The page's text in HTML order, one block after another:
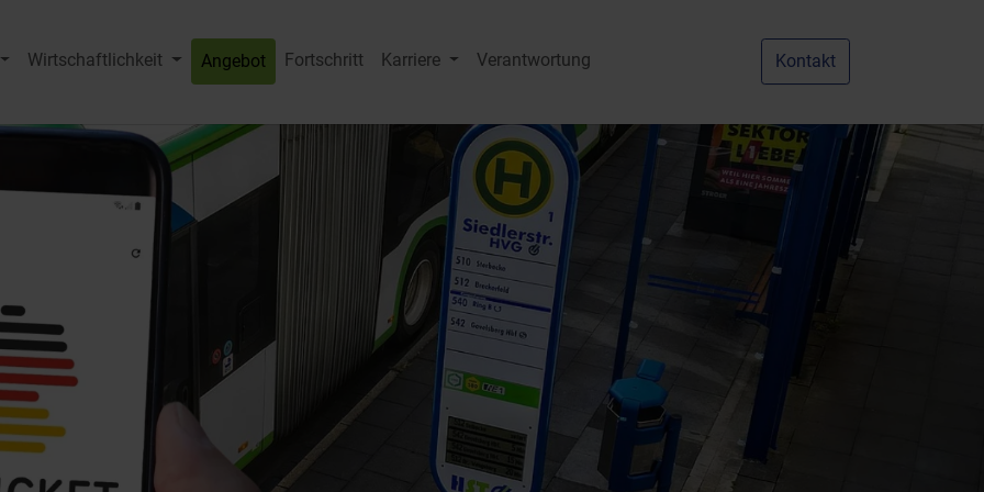
Submenu for "HVG-Gruppe"
Wirtschaftlichkeit
Submenu for "Wirtschaftlichkeit"
Angebot Fortschritt Karriere
Submenu for "Karriere"
Verantwortung Kontakt